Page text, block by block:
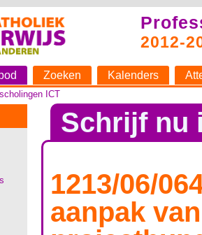
2012-
Zoeken Kalenders
ICT
Schrijf nu
1213/06/
aanpak van